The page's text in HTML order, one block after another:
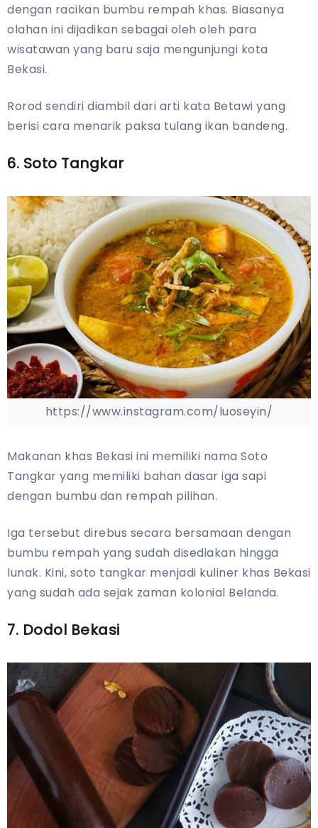
dengan racikan bumbu rempah khas. Biasanya
olahan ini dijadikan sebagai oleh oleh para
wisatawan yang baru saja mengunjungi kota
Bekasi.
Rorod sendiri diambil dari arti kata Betawi yang
berisi cara menarik paksa tulang ikan bandeng.
6. Soto Tangkar
https://www.instagram.com/luoseyin/
Makanan khas Bekasi ini memiliki nama Soto
Tangkar yang memiliki bahan dasar iga sapi
dengan bumbu dan rempah pilihan.
Iga tersebut direbus secara bersamaan dengan
bumbu rempah yang sudah disediakan hingga
lunak. Kini, soto tangkar menjadi kuliner khas Bekasi
yang sudah ada sejak zaman kolonial Belanda.
7. Dodol Bekasi